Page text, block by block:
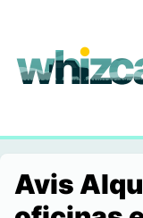
whizcars.com
Avis